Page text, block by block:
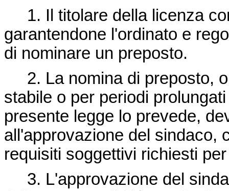
1. Il titolare della licenza
garantendone l'ordinato e
di nominare un preposto.
2. La nomina di preposto,
stabile o per periodi
presente legge lo prevede,
all'approvazione del sindaco,
requisiti soggettivi richiesti
3. L'approvazione del